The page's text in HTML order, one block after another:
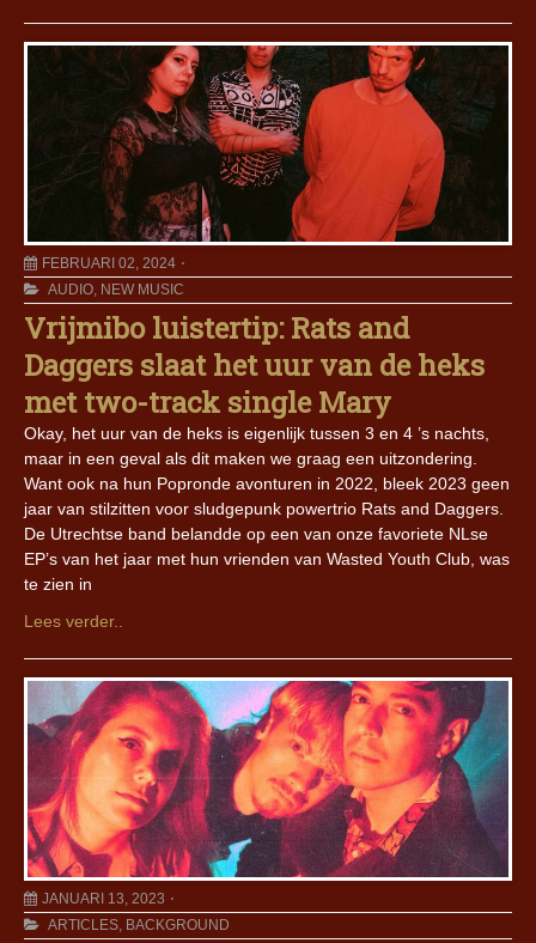
FEBRUARI 02, 2024
AUDIO, NEW MUSIC
Vrijmibo luistertip: Rats and
Daggers slaat het uur van de heks
met two-track single Mary
Okay, het uur van de heks is eigenlijk tussen 3 en 4 ’s nachts,
maar in een geval als dit maken we graag een uitzondering.
Want ook na hun Popronde avonturen in 2022, bleek 2023 geen
jaar van stilzitten voor sludgepunk powertrio Rats and Daggers.
De Utrechtse band belandde op een van onze favoriete NLse
EP’s van het jaar met hun vrienden van Wasted Youth Club, was
te zien in
Lees verder..
JANUARI 13, 2023
ARTICLES, BACKGROUND